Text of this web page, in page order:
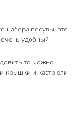
нет: посуда
устойчива к
нержавеющая
DNN3, SD-A17-6»
в Ельце по
набора посуды, это
удобный
то можно
крышки и кастрюли